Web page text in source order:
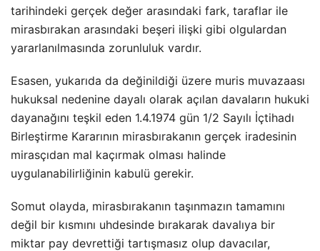
tarihindeki gerçek değer arasındaki fark, taraflar ile
mirasbırakan arasındaki beşeri ilişki gibi olgulardan
yararlanılmasında zorunluluk vardır.
Esasen, yukarıda da değinildiği üzere muris muvazaası
hukuksal nedenine dayalı olarak açılan davaların hukuki
dayanağını teşkil eden 1.4.1974 gün 1/2 Sayılı İçtihadı
Birleştirme Kararının mirasbırakanın gerçek iradesinin
mirasçıdan mal kaçırmak olması halinde
uygulanabilirliğinin kabulü gerekir.
Somut olayda, mirasbırakanın taşınmazın tamamını
değil bir kısmını uhdesinde bırakarak davalıya bir
miktar pay devrettiği tartışmasız olup davacılar,